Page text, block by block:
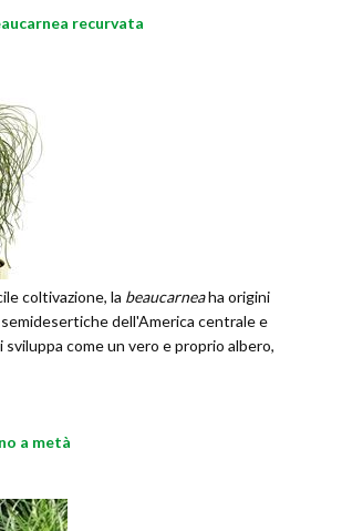
recurvata
coltivazione, la beaucarneaha origini
dell'America centrale e
sviluppa come un vero e proprio albero,
a metà